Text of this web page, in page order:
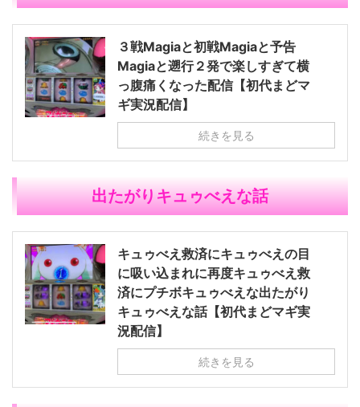
３戦Magiaと初戦Magiaと予告
Magiaと遡行２発で楽しすぎて横
っ腹痛くなった配信【初代まどマ
ギ実況配信】
続きを見る
出たがりキュゥべえな話
キュゥべえ救済にキュゥべえの目
に吸い込まれに再度キュゥべえ救
済にプチボキュゥべえな出たがり
キュゥべえな話【初代まどマギ実
況配信】
続きを見る